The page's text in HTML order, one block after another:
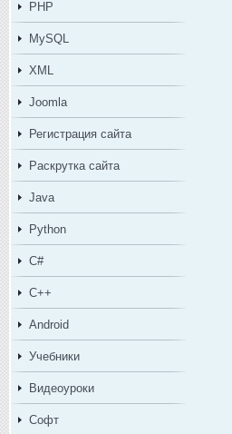
PHP
MySQL
XML
Joomla
Регистрация сайта
Раскрутка сайта
Java
Python
C#
C++
Android
Учебники
Видеоуроки
Софт